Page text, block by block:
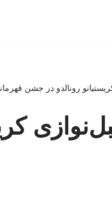
رونالدو در جشن